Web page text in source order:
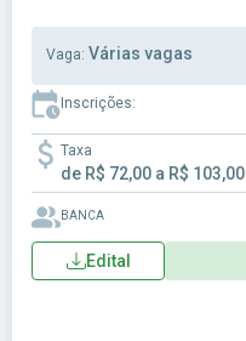
Vaga: Várias vagas
Inscrições:
Taxa
de R$ 72,00 a R$ 103,00
BANCA
Edital